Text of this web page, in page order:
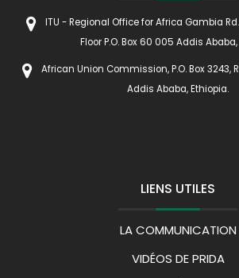
ITU - Regional Office for Africa Gambia
Floor P.O. Box 60 005 Addis
African Union Commission, P.O. Box 3243,
Addis Ababa, Ethiopia.
LIENS UTILES
LA COMMUNICATION
VIDÉOS DE PRIDA